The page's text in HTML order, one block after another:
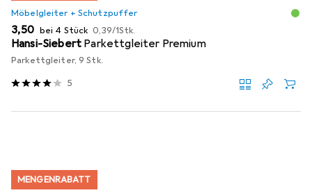
Möbelgleiter + Schutzpuffer
EUR
3,50 bei 4 Stück EUR
0,39/1Stk.
Hansi-Siebert Parkettgleiter Premium
Parkettgleiter, 9 Stk.
5
MENGENRABATT